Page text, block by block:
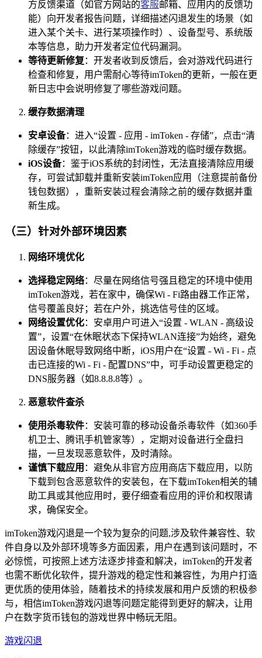
方反馈渠道（如官方网站的客服邮箱、应用内的反馈功
能）向开发者报告问题，详细描述闪退发生的场景（如
进入某个关卡、进行某项操作时）、设备型号、系统版
本等信息，助力开发者定位代码漏洞。
等待更新修复 ：开发者收到反馈后，会对游戏代码进行
检查和修复，用户需耐心等待imToken的更新，一般在更
新日志中会说明修复了哪些游戏问题。
缓存数据清理
安卓设备：进入“设置 - 应用 - imToken - 存储”，点击“清
除缓存”按钮，以此清除imToken游戏的临时缓存数据。
iOS设备：鉴于iOS系统的封闭性，无法直接清除应用缓
存，可尝试卸载并重新安装imToken应用（注意提前备份
钱包数据），重新安装过程会清除之前的缓存数据并重
新生成。
（三）针对外部环境因素
网络环境优化
选择稳定网络：尽量在网络信号强且稳定的环境中使用
imToken游戏，若在家中，确保Wi - Fi路由器工作正常，
信号覆盖良好；若在户外，挑选信号佳的区域。
网络设置优化：安卓用户可进入“设置 - WLAN - 高级设
置”，设置“在休眠状态下保持WLAN连接”为始终，避免
因设备休眠导致网络中断，iOS用户在“设置 - Wi - Fi - 点
击已连接的Wi - Fi - 配置DNS”中，可手动设置更稳定的
DNS服务器（如8.8.8.8等）。
恶意软件查杀
使用杀毒软件：安装可靠的移动设备杀毒软件（如360手
机卫士、腾讯手机管家等），定期对设备进行全盘扫
描，一旦发现恶意软件，及时清除。
谨慎下载应用 ：避免从非官方应用商店下载应用，以防
下载到包含恶意软件的安装包，在下载imToken相关的辅
助工具或其他应用时，要仔细查看应用的评价和权限请
求，确保安全。
imToken游戏闪退是一个较为复杂的问题,涉及软件兼容性、软
件自身以及外部环境等多方面因素，用户在遇到该问题时，不
必惊慌，可按照上述方法逐步排查和解决，imToken的开发者
也需不断优化软件，提升游戏的稳定性和兼容性，为用户打造
更优质的使用体验，随着技术的持续发展和用户反馈的积极参
与，相信imToken游戏闪退等问题定能得到更好的解决，让用
户在数字货币钱包的游戏世界中畅玩无阻。
游戏闪退